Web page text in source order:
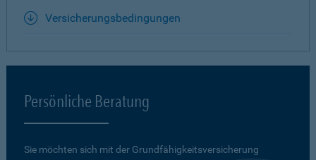
Versicherungsbedingungen
Persönliche Beratung
Sie möchten sich mit der Grundfähigkeits­versicherung